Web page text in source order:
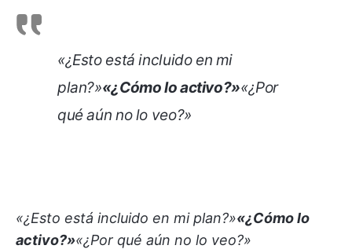
«¿Esto está incluido en mi
plan?»«¿Cómo lo activo?»«¿Por
qué aún no lo veo?»
«¿Esto está incluido en mi plan?»«¿Cómo lo
activo?»«¿Por qué aún no lo veo?»